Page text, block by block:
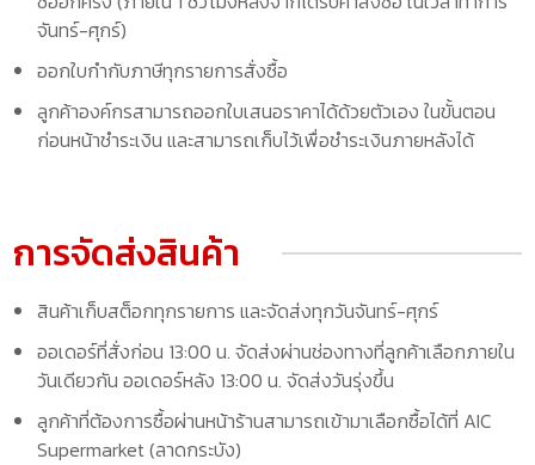
จันทร์-ศุกร์)
ออกใบกำกับภาษีทุกรายการสั่งซื้อ
ลูกค้าองค์กรสามารถออกใบเสนอราคาได้ด้วยตัวเอง ในขั้นตอน
ก่อนหน้าชำระเงิน และสามารถเก็บไว้เพื่อชำระเงินภายหลังได้
การจัดส่งสินค้า
สินค้าเก็บสต็อกทุกรายการ และจัดส่งทุกวันจันทร์-ศุกร์
ออเดอร์ที่สั่งก่อน 13:00 น. จัดส่งผ่านช่องทางที่ลูกค้าเลือกภายใน
วันเดียวกัน ออเดอร์หลัง 13:00 น. จัดส่งวันรุ่งขึ้น
ลูกค้าที่ต้องการซื้อผ่านหน้าร้านสามารถเข้ามาเลือกซื้อได้ที่ AIC
Supermarket (ลาดกระบัง)